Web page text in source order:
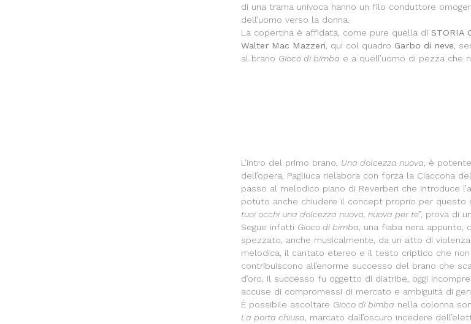
di una trama univoca hanno un filo conduttore
dell’uomo verso la donna.
La copertina è affidata, come pure quella diSTORIA
Walter Mac Mazzeri, qui col quadro Garbo di neve,
al brano Gioco di bimba e a quell’uomo di pezza che
L’intro del primo brano, Una dolcezza nuova, è
dell’opera, Pagliuca rielabora con forza la Ciaccona
passo al melodico piano di Reverberi che introduce
potuto anche chiudere il concept proprio per
tuoi occhi una dolcezza nuova, nuova per te”, prova di
Segue infatti Gioco di bimba, una fiaba nera appunto,
spezzato, anche musicalmente, da un atto di
melodica, il cantato etereo e il testo criptico che
contribuiscono all’enorme successo del brano che
d’oro. Il successo fu oggetto di diatribe, oggi
accuse di compromessi di mercato e ambiguità di
È possibile ascoltare Gioco di bimba nella colonna
La porta chiusa, marcato dall’oscuro incedere